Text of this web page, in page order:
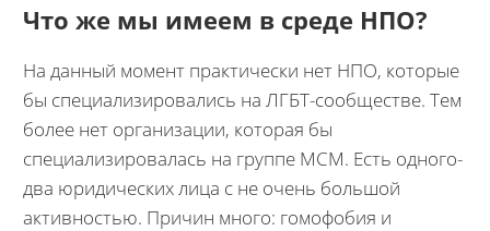
Что же мы имеем в среде НПО?
На данный момент практически нет НПО, которые
бы специализировались на ЛГБТ-сообществе. Тем
более нет организации, которая бы
специализировалась на группе МСМ. Есть одного-
два юридических лица с не очень большой
активностью. Причин много: гомофобия и